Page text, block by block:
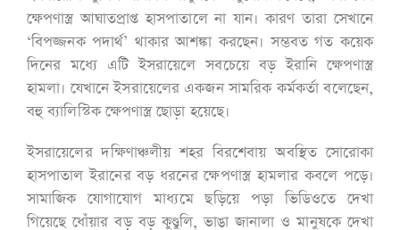
ক্ষেপণাস্ত্র আঘাতপ্রাপ্ত হাসপাতালে না যান। কারণ তারা সেখানে
‘বিপজ্জনক পদার্থ’ থাকার আশঙ্কা করছেন। সম্ভবত গত কয়েক
দিনের মধ্যে এটি ইসরায়েলে সবচেয়ে বড় ইরানি ক্ষেপণাস্ত্র
হামলা। যেখানে ইসরায়েলের একজন সামরিক কর্মকর্তা বলেছেন,
বহু ব্যালিস্টিক ক্ষেপণাস্ত্র ছোড়া হয়েছে।
ইসরায়েলের দক্ষিণাঞ্চলীয় শহর বিরশেবায় অবস্থিত সোরোকা
হাসপাতাল ইরানের বড় ধরনের ক্ষেপণাস্ত্র হামলার কবলে পড়ে।
সামাজিক যোগাযোগ মাধ্যমে ছড়িয়ে পড়া ভিডিওতে দেখা
গিয়েছে ধোঁয়ার বড় বড় কুণ্ডুলি, ভাঙা জানালা ও মানুষকে দেখা